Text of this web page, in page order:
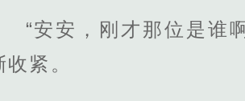
“安安，刚才那位是谁
收紧。